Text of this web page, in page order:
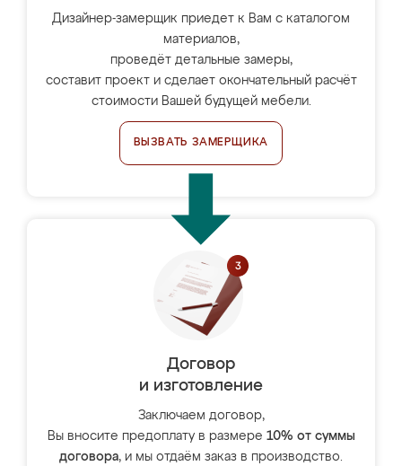
Дизайнер-замерщик приедет к Вам с каталогом
материалов,
проведёт детальные замеры,
составит проект и сделает окончательный расчёт
стоимости Вашей будущей мебели.
ВЫЗВАТЬ ЗАМЕРЩИКА
Договор
и изготовление
Заключаем договор,
Вы вносите предоплату в размере 10% от суммы
договора, и мы отдаём заказ в производство.